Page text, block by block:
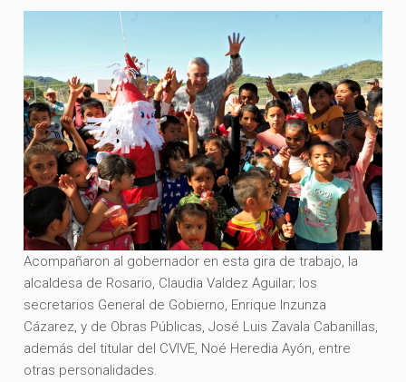
Acompañaron al gobernador en esta gira de trabajo, la
alcaldesa de Rosario, Claudia Valdez Aguilar; los
secretarios General de Gobierno, Enrique Inzunza
Cázarez, y de Obras Públicas, José Luis Zavala Cabanillas,
además del titular del CVIVE, Noé Heredia Ayón, entre
otras personalidades.